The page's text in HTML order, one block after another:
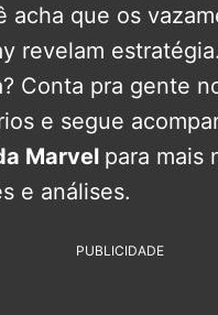
acha que os
revelam
Conta pra gente
e segue
Marvel para mais
e análises.
PUBLICIDADE